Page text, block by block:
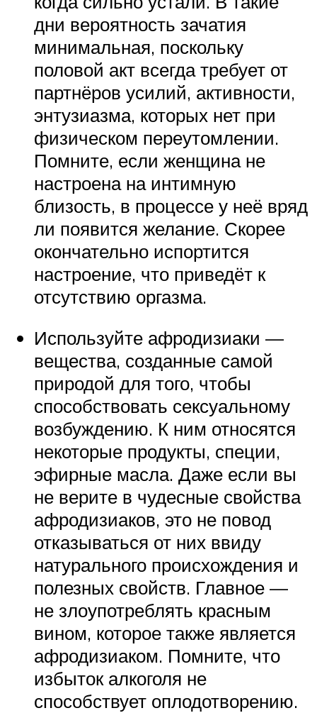
дни вероятность зачатия
минимальная, поскольку
половой акт всегда требует от
партнёров усилий, активности,
энтузиазма, которых нет при
физическом переутомлении.
Помните, если женщина не
настроена на интимную
близость, в процессе у неё вряд
ли появится желание. Скорее
окончательно испортится
настроение, что приведёт к
отсутствию оргазма.
Используйте афродизиаки —
вещества, созданные самой
природой для того, чтобы
способствовать сексуальному
возбуждению. К ним относятся
некоторые продукты, специи,
эфирные масла. Даже если вы
не верите в чудесные свойства
афродизиаков, это не повод
отказываться от них ввиду
натурального происхождения и
полезных свойств. Главное —
не злоупотреблять красным
вином, которое также является
афродизиаком. Помните, что
избыток алкоголя не
способствует оплодотворению.